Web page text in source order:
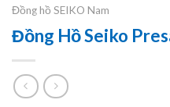
Đồng hồ SEIKO Nam
Đồng Hồ Seiko